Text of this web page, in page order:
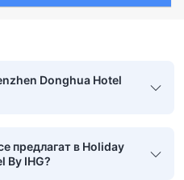
Donghua Hotel
предлагат в Holiday
By IHG?